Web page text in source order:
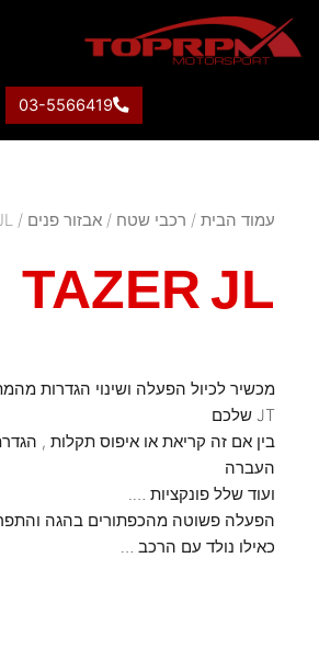
03-5566419
עמוד הבית / רכבי שטח / אבזור פנים / Tazer JL
TAZER JL
JT שלכם
בין אם זה קריאת או איפוס תקלות ,
העברה
ועוד שלל פונקציות ….
הפעלה פשוטה מהכפתורים בהגה
כאילו נולד עם הרכב …